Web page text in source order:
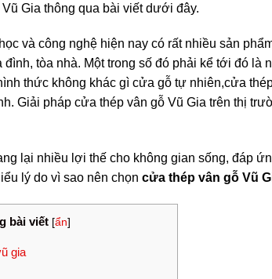
Gia thông qua bài viết dưới đây.
và công nghệ hiện nay có rất nhiều sản
tòa nhà. Một trong số đó phải kể tới đó
thức không khác gì cửa gỗ tự nhiên,cửa
Giải pháp cửa thép vân gỗ Vũ Gia trên thị
lại nhiều lợi thế cho không gian sống, đáp
lý do vì sao nên chọn cửa thép vân gỗ Vũ
bài viết [ẩn]
gia